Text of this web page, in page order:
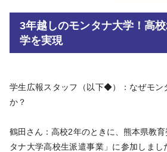
3年越しのモンタナ大学！高
学を実現
学生広報スタッフ（以下◆）：なぜモン
か？
鶴田さん：高校2年のときに、熊本県教
タナ大学高校生派遣事業」に参加しま